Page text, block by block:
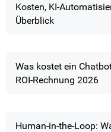
Kosten, KI-
Überblick
Was kostet ein
ROI-Rechnung 2026
Human-in-the-Loop: